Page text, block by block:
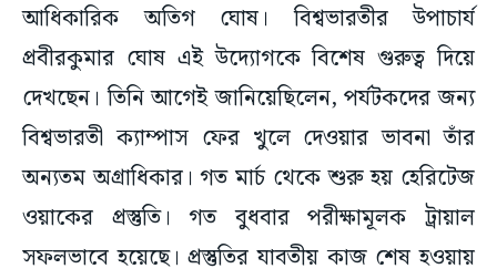
আধিকারিক অতিগ ঘোষ। বিশ্বভারতীর উপাচার্য
প্রবীরকুমার ঘোষ এই উদ্যোগকে বিশেষ গুরুত্ব দিয়ে
দেখছেন। তিনি আগেই জানিয়েছিলেন, পর্যটকদের জন্য
বিশ্বভারতী ক্যাম্পাস ফের খুলে দেওয়ার ভাবনা তাঁর
অন্যতম অগ্রাধিকার। গত মার্চ থেকে শুরু হয় হেরিটেজ
ওয়াকের প্রস্তুতি। গত বুধবার পরীক্ষামূলক ট্রায়াল
সফলভাবে হয়েছে। প্রস্তুতির যাবতীয় কাজ শেষ হওয়ায়